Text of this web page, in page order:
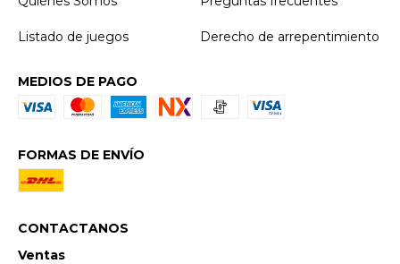
Listado de juegos Derecho de arrepentimiento
MEDIOS DE PAGO
FORMAS DE ENVÍO
CONTACTANOS
Ventas